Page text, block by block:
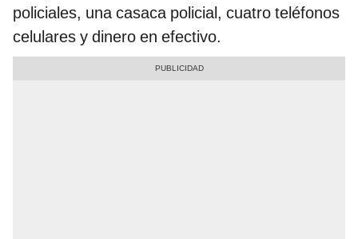
policiales, una casaca policial, cuatro teléfonos
celulares y dinero en efectivo.